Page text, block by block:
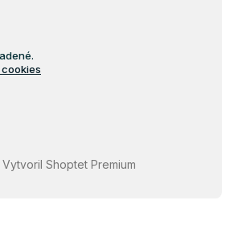
Vytvoril Shoptet Premium